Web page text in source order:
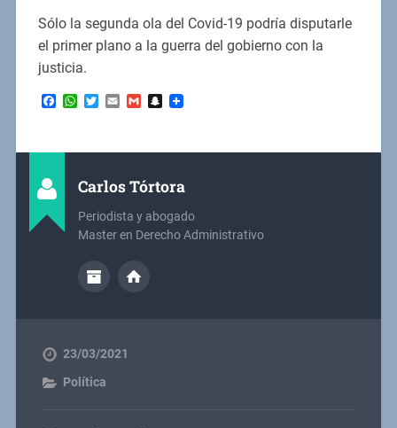
Sólo la segunda ola del Covid-19 podría disputarle
el primer plano a la guerra del gobierno con la
justicia.
Facebook
WhatsApp
TwitterEmailGmailSnapchat
Carlos Tórtora
Periodista y abogado
Master en Derecho Administrativo
23/03/2021
Política